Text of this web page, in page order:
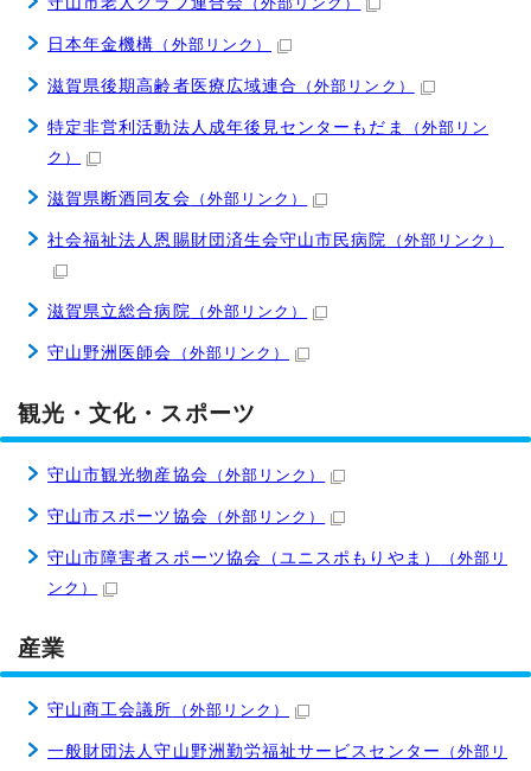
日本年金機構 （外部リンク）
滋賀県後期高齢者医療広域連合 （外部リンク）
特定非営利活動法人成年後見センターもだま
（外部リン
ク）
滋賀県断酒同友会 （外部リンク）
社会福祉法人恩賜財団済生会守山市民病院 （外部リンク）
滋賀県立総合病院 （外部リンク）
守山野洲医師会 （外部リンク）
観光・文化・スポーツ
守山市観光物産協会 （外部リンク）
守山市スポーツ協会 （外部リンク）
守山市障害者スポーツ協会（ユニスポもりやま）
（外部リ
ンク）
産業
守山商工会議所 （外部リンク）
一般財団法人守山野洲勤労福祉サービスセンター
（外部リ